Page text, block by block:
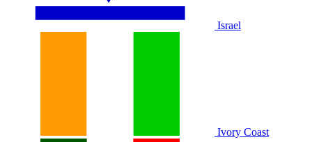
Israel
Ivory Coast